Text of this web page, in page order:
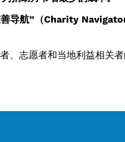
导航”（Charity
、志愿者和当地利益相关者